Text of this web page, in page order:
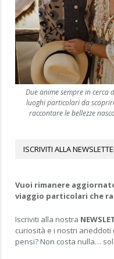
Due anime sempre in cerca
luoghi particolari da
raccontare le bellezze
ISCRIVITI ALLA
Vuoi rimanere
viaggio particolari che
Iscriviti alla nostra
curiosità e i nostri aneddoti
pensi? Non costa nulla…